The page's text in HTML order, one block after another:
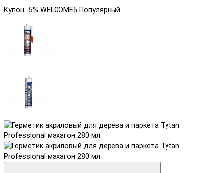
Купон -5% WELCOME5 Популярный